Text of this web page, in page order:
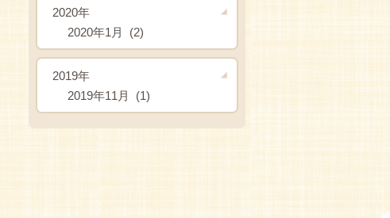
2020年
2020年1月 (2)
2019年
2019年11月 (1)